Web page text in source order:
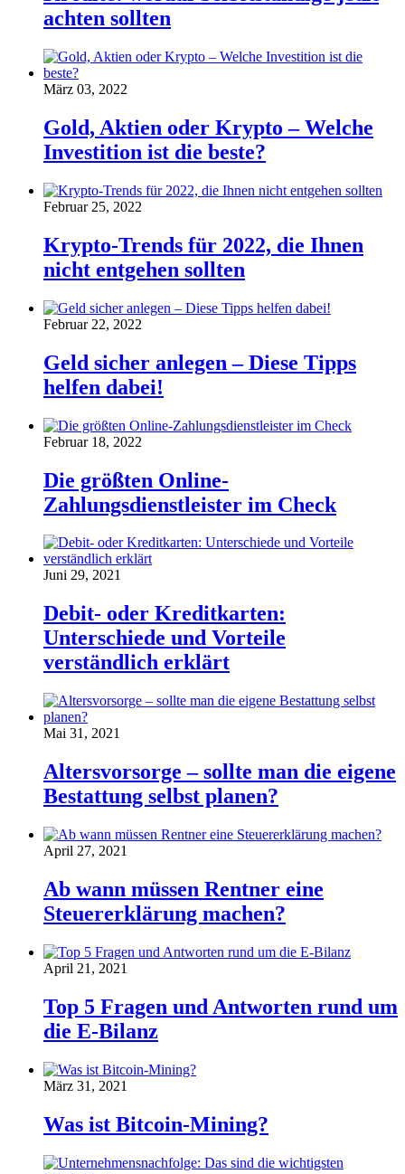
achten sollten
März 03, 2022
Gold, Aktien oder Krypto – Welche
Investition ist die beste?
Februar 25, 2022
Krypto-Trends für 2022, die Ihnen
nicht entgehen sollten
Februar 22, 2022
Geld sicher anlegen – Diese Tipps
helfen dabei!
Februar 18, 2022
Die größten Online-
Zahlungsdienstleister im Check
Juni 29, 2021
Debit- oder Kreditkarten:
Unterschiede und Vorteile
verständlich erklärt
Mai 31, 2021
Altersvorsorge – sollte man die eigene
Bestattung selbst planen?
April 27, 2021
Ab wann müssen Rentner eine
Steuererklärung machen?
April 21, 2021
Top 5 Fragen und Antworten rund um
die E-Bilanz
März 31, 2021
Was ist Bitcoin-Mining?